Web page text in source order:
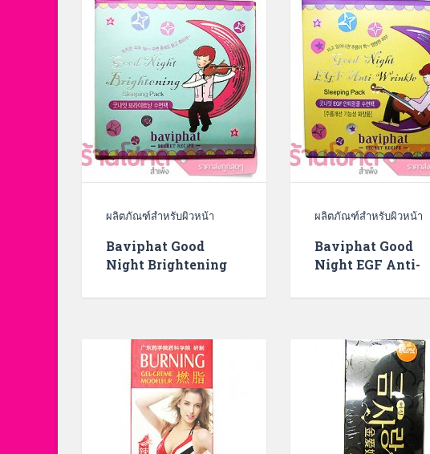
ผลิตภัณฑ์สำหรับผิวหน้า
Baviphat Good
Night Brightening
ผลิตภัณฑ์สำหรับผิวหน้า
Baviphat Good
Night EGF Anti-
Pack